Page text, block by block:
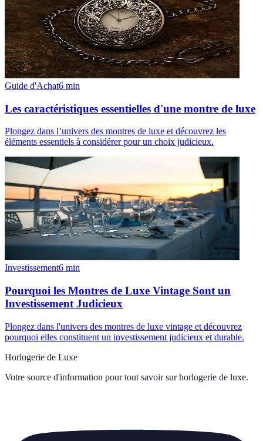
Guide d'Achat6 min
Les caractéristiques essentielles d'une montre de luxe
Plongez dans l’univers des montres de luxe et découvrez les
éléments essentiels à considérer pour un choix judicieux.
Investissement6 min
Pourquoi les Montres de Luxe Vintage Sont un
Investissement Judicieux
Plongez dans l'univers des montres de luxe vintage et découvrez
pourquoi elles constituent un investissement judicieux et durable.
Horlogerie de Luxe
Votre source d'information pour tout savoir sur horlogerie de luxe.